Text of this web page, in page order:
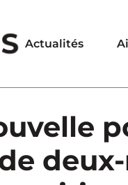
Actualités